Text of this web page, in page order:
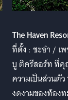
The Haven
ที่ตั้ง : ชะอำ / เ
บู ติครีสอร์ท ที่คุ
ความเป็นส่วนตั
งดงามของท้อง